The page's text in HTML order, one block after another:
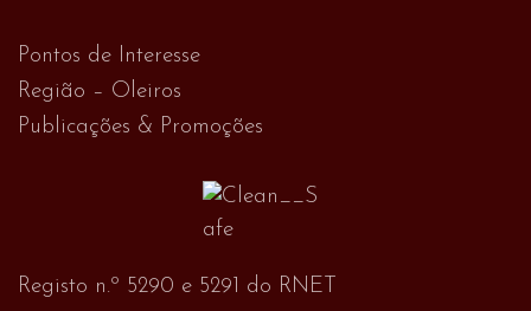
Pontos de Interesse
Região – Oleiros
Publicações & Promoções
Registo n.º 5290 e 5291 do RNET